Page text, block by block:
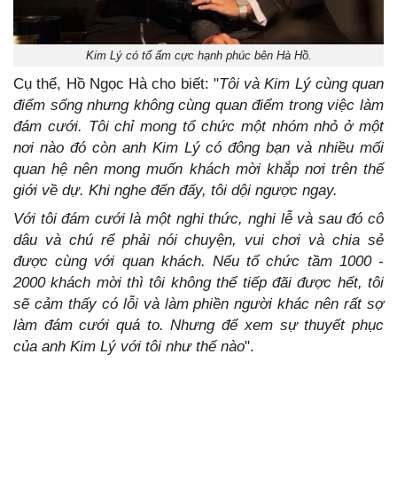
Kim Lý có tổ ấm cực hạnh phúc bên Hà Hồ.
Cụ thể, Hồ Ngọc Hà cho biết: "Tôi và Kim Lý cùng quan
điểm sống nhưng không cùng quan điểm trong việc làm
đám cưới. Tôi chỉ mong tổ chức một nhóm nhỏ ở một
nơi nào đó còn anh Kim Lý có đông bạn và nhiều mối
quan hệ nên mong muốn khách mời khắp nơi trên thế
giới về dự. Khi nghe đến đấy, tôi dội ngược ngay.
Với tôi đám cưới là một nghi thức, nghi lễ và sau đó cô
dâu và chú rể phải nói chuyện, vui chơi và chia sẻ
được cùng với quan khách. Nếu tổ chức tầm 1000 -
2000 khách mời thì tôi không thể tiếp đãi được hết, tôi
sẽ cảm thấy có lỗi và làm phiền người khác nên rất sợ
làm đám cưới quá to. Nhưng để xem sự thuyết phục
của anh Kim Lý với tôi như thế nào".